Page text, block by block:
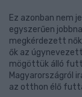
Ez azonban nem
egyszerűen
megkérdezett
ők az
mögöttük álló
Magyarországról
az otthon élő